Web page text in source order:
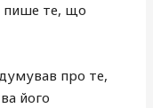
пише те, що
про те,
його